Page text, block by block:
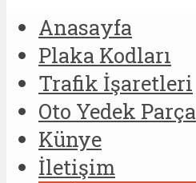
Anasayfa
Plaka Kodları
Trafik İşaretleri
Oto Yedek Parça
Künye
İletişim